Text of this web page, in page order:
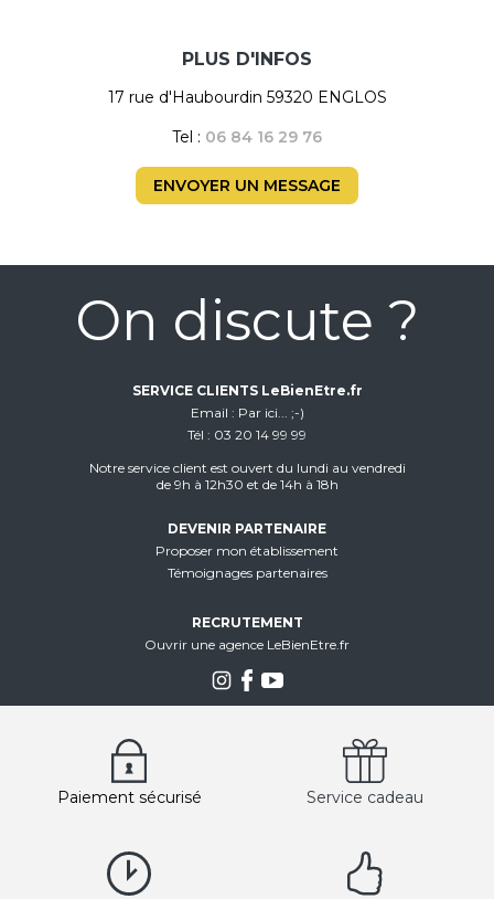
PLUS D'INFOS
17 rue d'Haubourdin 59320 ENGLOS
Tel : 06 84 16 29 76
ENVOYER UN MESSAGE
On discute ?
SERVICE CLIENTS LeBienEtre.fr
Email
Par ici... ;-)
Tél
03 20 14 99 99
Notre service client est ouvert du lundi au vendredi
de 9h à 12h30 et de 14h à 18h
DEVENIR PARTENAIRE
Proposer mon établissement
Témoignages partenaires
RECRUTEMENT
Ouvrir une agence LeBienEtre.fr
Paiement sécurisé Service cadeau